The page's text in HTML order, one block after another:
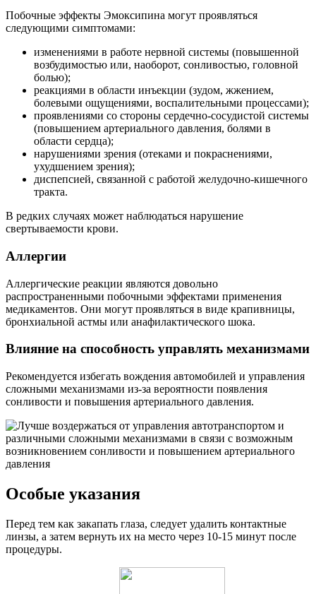
Побочные эффекты Эмоксипина могут проявляться
следующими симптомами:
изменениями в работе нервной системы (повышенной
возбудимостью или, наоборот, сонливостью, головной
болью);
реакциями в области инъекции (зудом, жжением,
болевыми ощущениями, воспалительными процессами);
проявлениями со стороны сердечно-сосудистой системы
(повышением артериального давления, болями в
области сердца);
нарушениями зрения (отеками и покраснениями,
ухудшением зрения);
диспепсией, связанной с работой желудочно-кишечного
тракта.
В редких случаях может наблюдаться нарушение
свертываемости крови.
Аллергии
Аллергические реакции являются довольно
распространенными побочными эффектами применения
медикаментов. Они могут проявляться в виде крапивницы,
бронхиальной астмы или анафилактического шока.
Влияние на способность управлять механизмами
Рекомендуется избегать вождения автомобилей и управления
сложными механизмами из-за вероятности появления
сонливости и повышения артериального давления.
Особые указания
Перед тем как закапать глаза, следует удалить контактные
линзы, а затем вернуть их на место через 10-15 минут после
процедуры.